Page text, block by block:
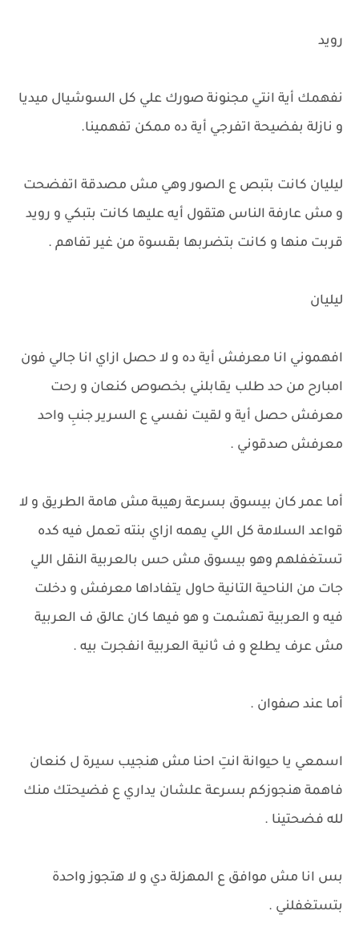
رويد
نفهمك أية انتي مجنونة صورك علي كل السوشيال ميديا
و نازلة بفضيحة اتفرجي أية ده ممكن تفهمينا.
ليليان كانت بتبص ع الصور وهي مش مصدقة اتفضحت
و مش عارفة الناس هتقول أيه عليها كانت بتبكي و رويد
قربت منها و كانت بتضربها بقسوة من غير تفاهم .
ليليان
افهموني انا معرفش أية ده و لا حصل ازاي انا جالي فون
امبارح من حد طلب يقابلني بخصوص كنعان و رحت
معرفش حصل أية و لقيت نفسي ع السرير جنبِ واحد
معرفش صدقوني .
أما عمر كان بيسوق بسرعة رهيبة مش هامة الطريق و لا
قواعد السلامة كل اللي يهمه ازاي بنته تعمل فيه كده
تستغفلهم وهو بيسوق مش حس بالعربية النقل اللي
جات من الناحية التانية حاول يتفاداها معرفش و دخلت
فيه و العربية تهشمت و هو فيها كان عالق ف العربية
مش عرف يطلع و ف ثانية العربية انفجرت بيه .
أما عند صفوان .
اسمعي يا حيوانة انتِ احنا مش هنجيب سيرة ل كنعان
فاهمة هنجوزكم بسرعة علشان يداري ع فضيحتك منك
لله فضحتينا .
بس انا مش موافق ع المهزلة دي و لا هتجوز واحدة
بتستغفلني .